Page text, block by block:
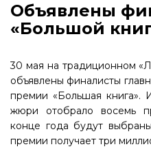
Объявлены
«Большой
30 мая на традиционном
объявлены финалисты
премии «Большая книга».
жюри отобрало восемь
конце года будут
премии получает три